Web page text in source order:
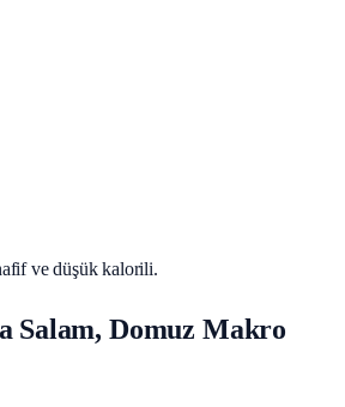
ve düşük kalorili.
Salam, Domuz Makro